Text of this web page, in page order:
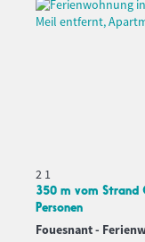
2 1
350 m vom Strand
Personen
Fouesnant -